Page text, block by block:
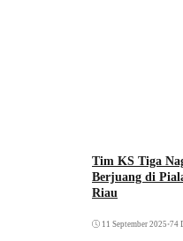
Tim KS Tiga
Berjuang di
Riau
11 September 2025 •74